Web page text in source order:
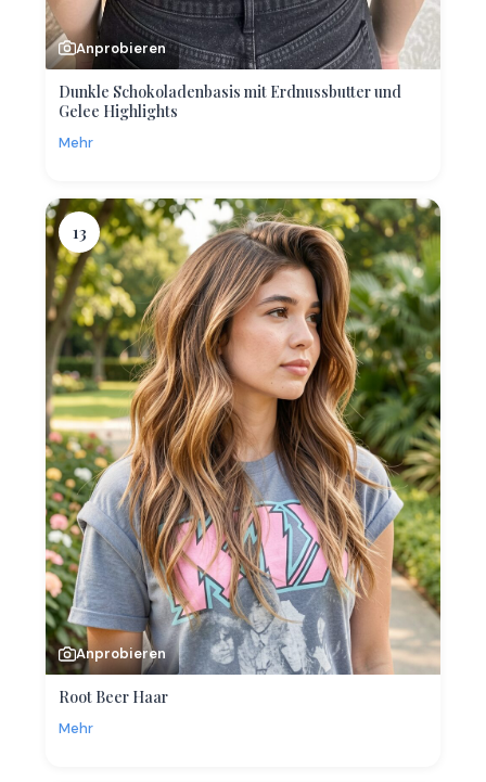
Anprobieren
Dunkle Schokoladenbasis mit Erdnussbutter und
Gelee Highlights
Mehr
13
Anprobieren
Root Beer Haar
Mehr